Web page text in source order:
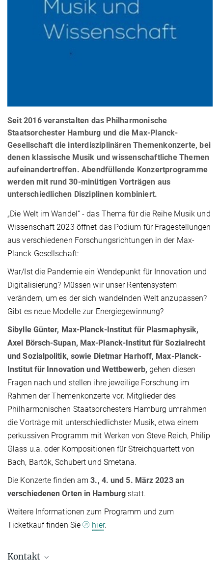
Seit 2016 veranstalten das Philharmonische
Staatsorchester Hamburg und die Max-Planck-
Gesellschaft die interdisziplinären Themenkonzerte, bei
denen klassische Musik und wissenschaftliche Themen
aufeinandertreffen. Abendfüllende Konzertprogramme
werden mit rund 30-minütigen Vorträgen aus
unterschiedlichen Disziplinen kombiniert.
„Die Welt im Wandel“ - das Thema für die Reihe Musik und
Wissenschaft 2023 öffnet das Podium für Fragestellungen
aus verschiedenen Forschungsrichtungen in der Max-
Planck-Gesellschaft:
War/Ist die Pandemie ein Wendepunkt für Innovation und
Digitalisierung? Müssen wir unser Rentensystem
verändern, um es der sich wandelnden Welt anzupassen?
Gibt es neue Modelle zur Energiegewinnung?
Sibylle Günter, Max-Planck-Institut für Plasmaphysik,
Axel Börsch-Supan, Max-Planck-Institut für Sozialrecht
und Sozialpolitik, sowie Dietmar Harhoff, Max-Planck-
Institut für Innovation und Wettbewerb, gehen diesen
Fragen nach und stellen ihre jeweilige Forschung im
Rahmen der Themenkonzerte vor. Mitglieder des
Philharmonischen Staatsorchesters Hamburg umrahmen
die Vorträge mit unterschiedlichster Musik, etwa einem
perkussiven Programm mit Werken von Steve Reich, Philip
Glass u.a. oder Kompositionen für Streichquartett von
Bach, Bartók, Schubert und Smetana.
Die Konzerte finden am3., 4. und 5. März 2023 an
verschiedenen Orten in Hamburg statt.
Weitere Informationen zum Programm und zum
Ticketkauf finden Sie
hier.
Kontakt